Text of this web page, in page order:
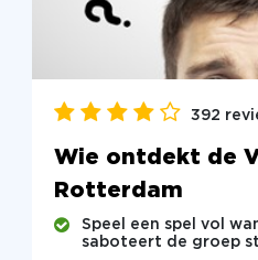
392
Wie ontdekt de
Rotterdam
Speel een spel vol
saboteert de groep